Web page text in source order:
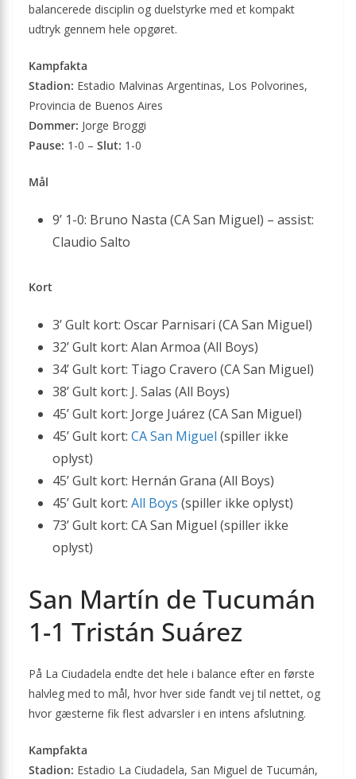
balancerede disciplin og duelstyrke med et kompakt
udtryk gennem hele opgøret.
Kampfakta
Stadion: Estadio Malvinas Argentinas, Los Polvorines,
Provincia de Buenos Aires
Dommer: Jorge Broggi
Pause: 1-0 – Slut: 1-0
Mål
9’ 1-0: Bruno Nasta (CA San Miguel) – assist:
Claudio Salto
Kort
3’ Gult kort: Oscar Parnisari (CA San Miguel)
32’ Gult kort: Alan Armoa (All Boys)
34’ Gult kort: Tiago Cravero (CA San Miguel)
38’ Gult kort: J. Salas (All Boys)
45’ Gult kort: Jorge Juárez (CA San Miguel)
45’ Gult kort: CA San Miguel (spiller ikke
oplyst)
45’ Gult kort: Hernán Grana (All Boys)
45’ Gult kort: All Boys (spiller ikke oplyst)
73’ Gult kort: CA San Miguel (spiller ikke
oplyst)
San Martín de Tucumán
1-1 Tristán Suárez
På La Ciudadela endte det hele i balance efter en første
halvleg med to mål, hvor hver side fandt vej til nettet, og
hvor gæsterne fik flest advarsler i en intens afslutning.
Kampfakta
Stadion: Estadio La Ciudadela, San Miguel de Tucumán,